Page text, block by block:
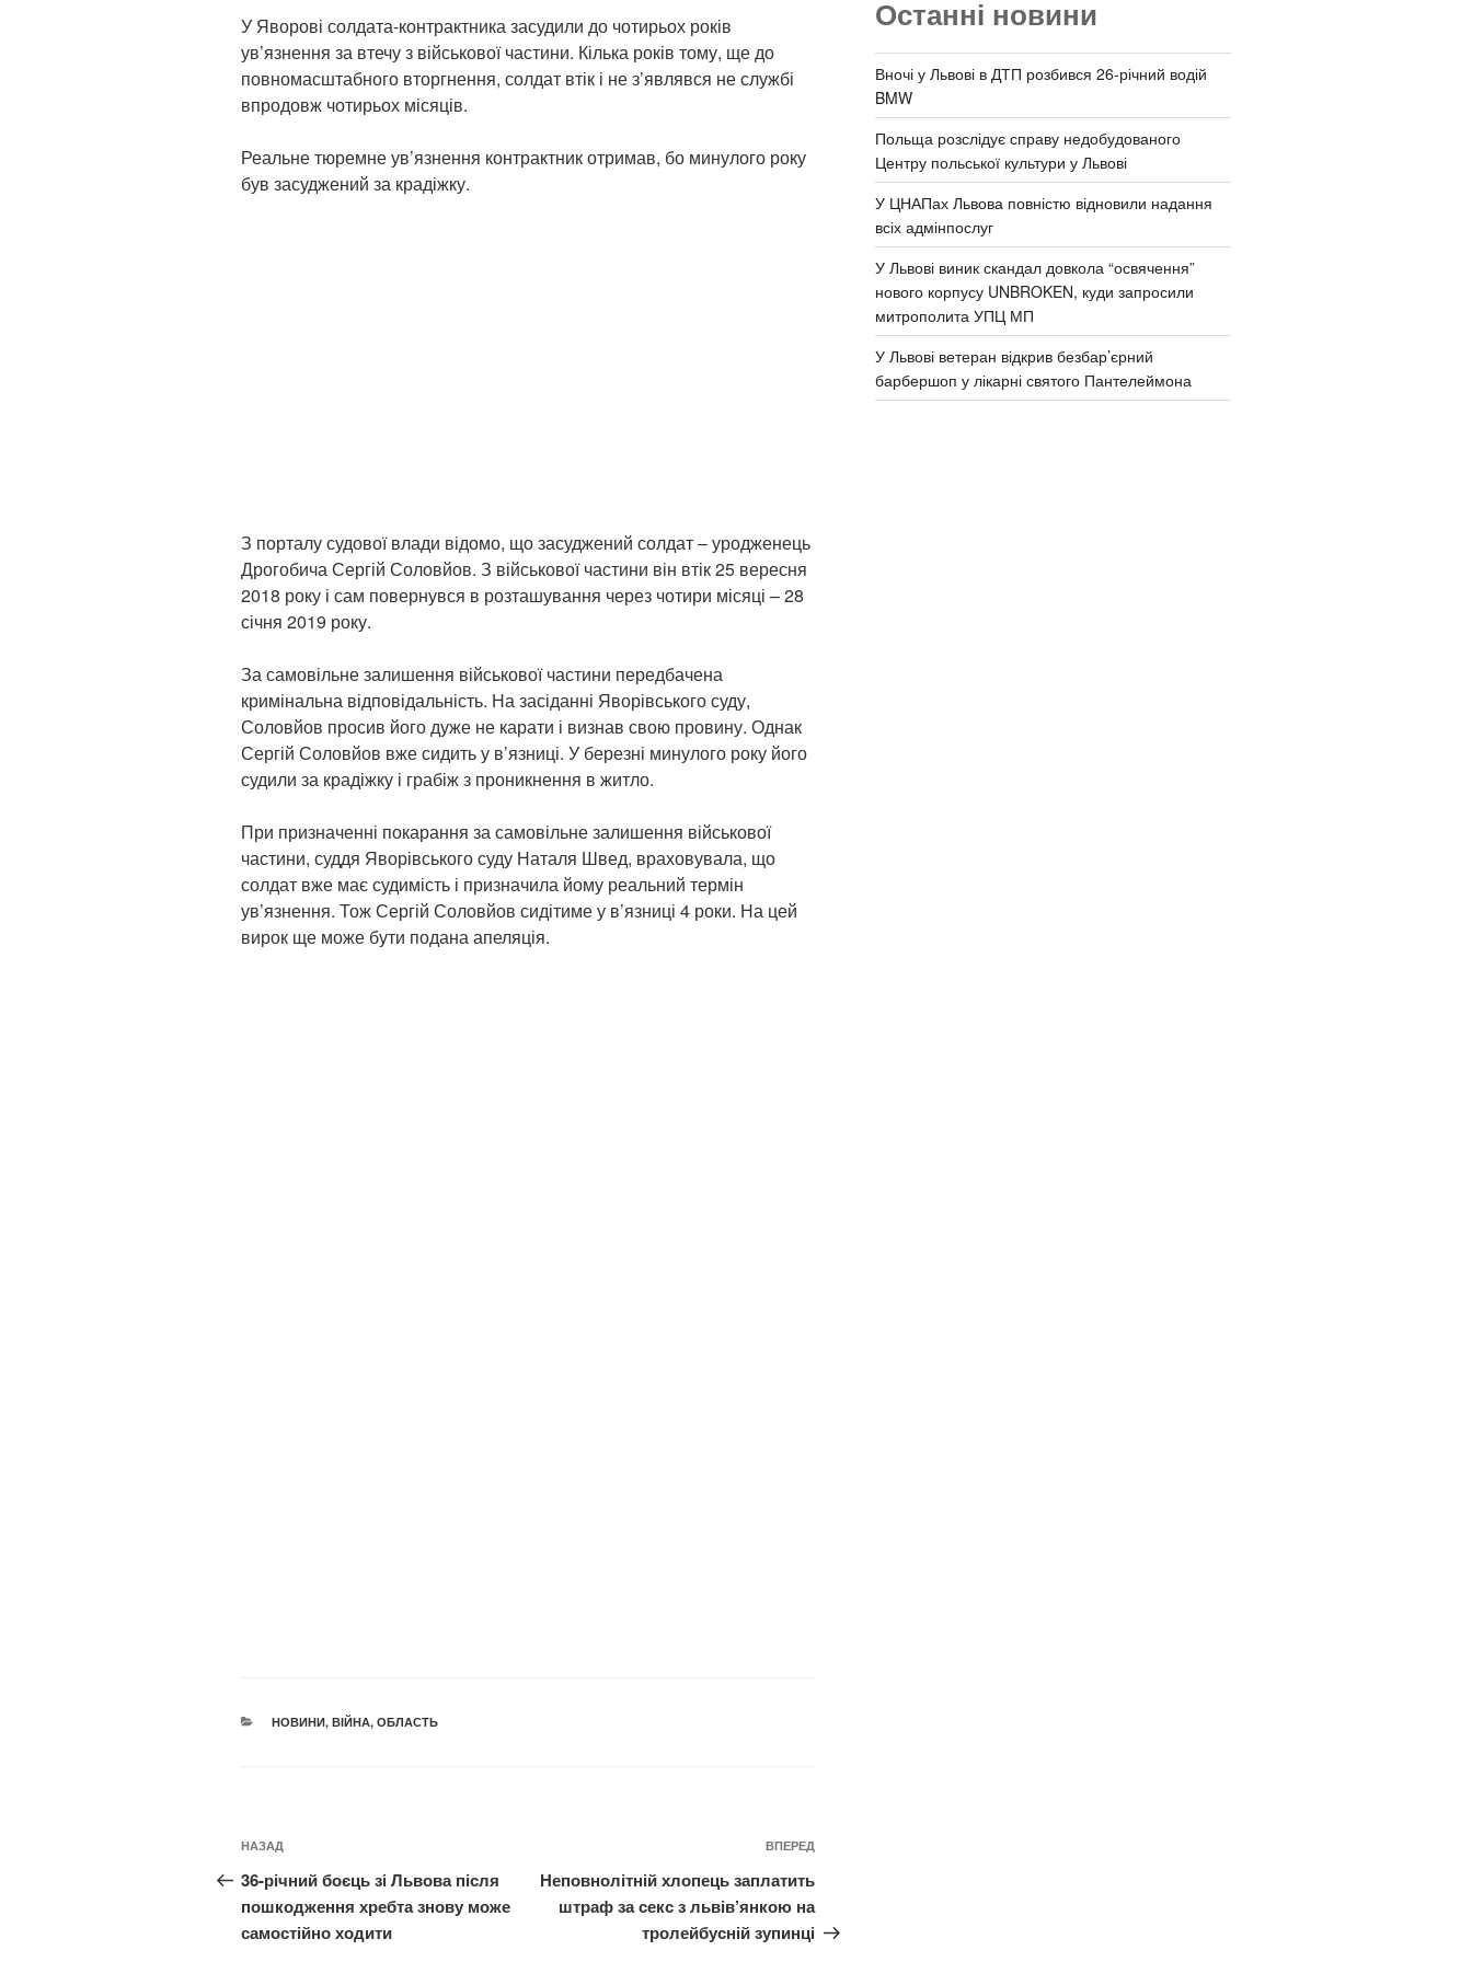
У Яворові солдата-контрактника засудили до чотирьох років
ув’язнення за втечу з військової частини. Кілька років тому, ще до
повномасштабного вторгнення, солдат втік і не з’являвся не службі
впродовж чотирьох місяців.
Реальне тюремне ув’язнення контрактник отримав, бо минулого року
був засуджений за крадіжку.
З порталу судової влади відомо, що засуджений солдат – уродженець
Дрогобича Сергій Соловйов. З військової частини він втік 25 вересня
2018 року і сам повернувся в розташування через чотири місяці – 28
січня 2019 року.
За самовільне залишення військової частини передбачена
кримінальна відповідальність. На засіданні Яворівського суду,
Соловйов просив його дуже не карати і визнав свою провину. Однак
Сергій Соловйов вже сидить у в’язниці. У березні минулого року його
судили за крадіжку і грабіж з проникнення в житло.
При призначенні покарання за самовільне залишення військової
частини, суддя Яворівського суду Наталя Швед, враховувала, що
солдат вже має судимість і призначила йому реальний термін
ув’язнення. Тож Сергій Соловйов сидітиме у в’язниці 4 роки. На цей
вирок ще може бути подана апеляція.
КАТЕГОРІЇ
НОВИНИ, ВІЙНА, ОБЛАСТЬ
Навігація
записів
Попередній
запис:
НАЗАД
36-річний боєць зі Львова після
пошкодження хребта знову може
самостійно ходити
Наступний
ВПЕРЕД
Неповнолітній хлопець заплатить
штраф за секс з львів’янкою на
тролейбусній зупинці
Останні новини
Вночі у Львові в ДТП розбився 26-річний водій
BMW
Польща розслідує справу недобудованого
Центру польської культури у Львові
У ЦНАПах Львова повністю відновили надання
всіх адмінпослуг
У Львові виник скандал довкола “освячення”
нового корпусу UNBROKEN, куди запросили
митрополита УПЦ МП
У Львові ветеран відкрив безбар’єрний
барбершоп у лікарні святого Пантелеймона